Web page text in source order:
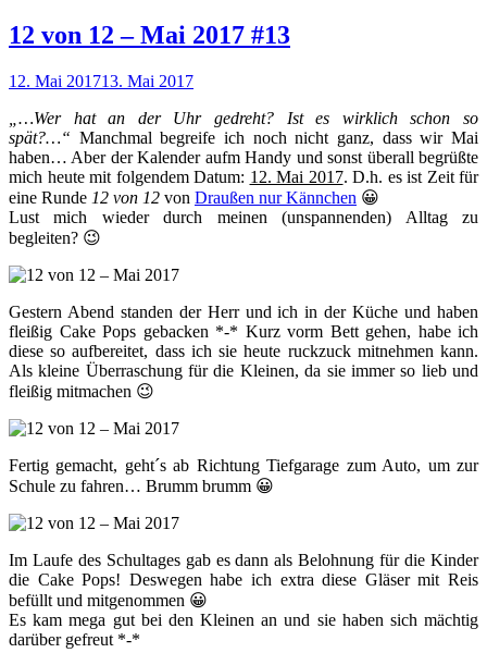
12 von 12 – Mai 2017 #13
12. Mai 201713. Mai 2017
„…Wer hat an der Uhr gedreht? Ist es wirklich schon so
spät?…“ Manchmal begreife ich noch nicht ganz, dass wir Mai
haben… Aber der Kalender aufm Handy und sonst überall begrüßte
mich heute mit folgendem Datum: 12. Mai 2017. D.h. es ist Zeit für
eine Runde 12 von 12 von Draußen nur Kännchen 😀
Lust mich wieder durch meinen (unspannenden) Alltag zu
begleiten? 😉
Gestern Abend standen der Herr und ich in der Küche und haben
fleißig Cake Pops gebacken *-* Kurz vorm Bett gehen, habe ich
diese so aufbereitet, dass ich sie heute ruckzuck mitnehmen kann.
Als kleine Überraschung für die Kleinen, da sie immer so lieb und
fleißig mitmachen 😉
Fertig gemacht, geht´s ab Richtung Tiefgarage zum Auto, um zur
Schule zu fahren… Brumm brumm 😀
Im Laufe des Schultages gab es dann als Belohnung für die Kinder
die Cake Pops! Deswegen habe ich extra diese Gläser mit Reis
befüllt und mitgenommen 😀
Es kam mega gut bei den Kleinen an und sie haben sich mächtig
darüber gefreut *-*